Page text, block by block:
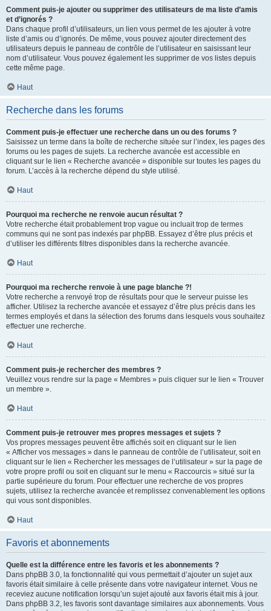
Comment puis-je ajouter ou supprimer des utilisateurs de ma liste d’amis
et d’ignorés ?
Dans chaque profil d’utilisateurs, un lien vous permet de les ajouter à votre
liste d’amis ou d’ignorés. De même, vous pouvez ajouter directement des
utilisateurs depuis le panneau de contrôle de l’utilisateur en saisissant leur
nom d’utilisateur. Vous pouvez également les supprimer de vos listes depuis
cette même page.
Haut
Recherche dans les forums
Comment puis-je effectuer une recherche dans un ou des forums ?
Saisissez un terme dans la boîte de recherche située sur l’index, les pages des
forums ou les pages de sujets. La recherche avancée est accessible en
cliquant sur le lien « Recherche avancée » disponible sur toutes les pages du
forum. L’accès à la recherche dépend du style utilisé.
Haut
Pourquoi ma recherche ne renvoie aucun résultat ?
Votre recherche était probablement trop vague ou incluait trop de termes
communs qui ne sont pas indexés par phpBB. Essayez d’être plus précis et
d’utiliser les différents filtres disponibles dans la recherche avancée.
Haut
Pourquoi ma recherche renvoie à une page blanche ?!
Votre recherche a renvoyé trop de résultats pour que le serveur puisse les
afficher. Utilisez la recherche avancée et essayez d’être plus précis dans les
termes employés et dans la sélection des forums dans lesquels vous souhaitez
effectuer une recherche.
Haut
Comment puis-je rechercher des membres ?
Veuillez vous rendre sur la page « Membres » puis cliquer sur le lien « Trouver
un membre ».
Haut
Comment puis-je retrouver mes propres messages et sujets ?
Vos propres messages peuvent être affichés soit en cliquant sur le lien
« Afficher vos messages » dans le panneau de contrôle de l’utilisateur, soit en
cliquant sur le lien « Rechercher les messages de l’utilisateur » sur la page de
votre propre profil ou soit en cliquant sur le menu « Raccourcis » situé sur la
partie supérieure du forum. Pour effectuer une recherche de vos propres
sujets, utilisez la recherche avancée et remplissez convenablement les options
qui vous sont disponibles.
Haut
Favoris et abonnements
Quelle est la différence entre les favoris et les abonnements ?
Dans phpBB 3.0, la fonctionnalité qui vous permettait d’ajouter un sujet aux
favoris était similaire à celle présente dans votre navigateur internet. Vous ne
receviez aucune notification lorsqu’un sujet ajouté aux favoris était mis à jour.
Dans phpBB 3.2, les favoris sont davantage similaires aux abonnements. Vous